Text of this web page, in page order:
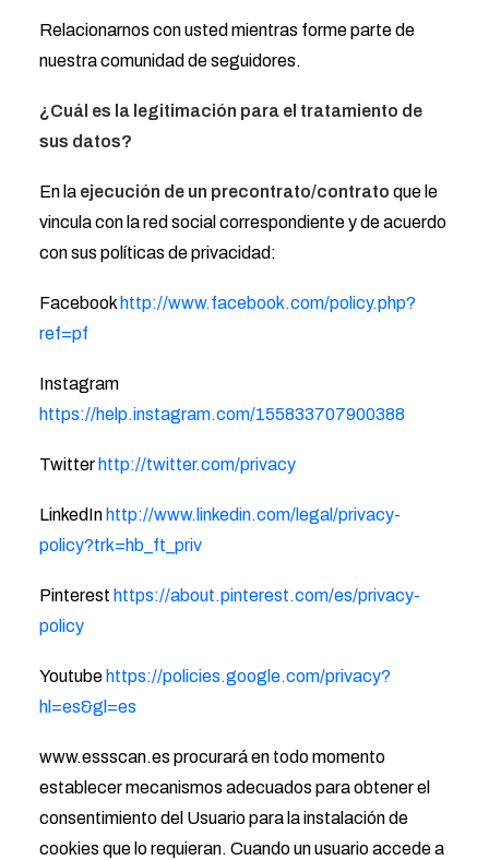
Relacionarnos con usted mientras forme parte de
nuestra comunidad de seguidores.
¿Cuál es la legitimación para el tratamiento de
sus datos?
En la ejecución de un precontrato/contrato que le
vincula con la red social correspondiente y de acuerdo
con sus políticas de privacidad:
Facebook http://www.facebook.com/policy.php?
ref=pf
Instagram
https://help.instagram.com/155833707900388
Twitter http://twitter.com/privacy
LinkedIn http://www.linkedin.com/legal/privacy-
policy?trk=hb_ft_priv
Pinterest https://about.pinterest.com/es/privacy-
policy
Youtube https://policies.google.com/privacy?
hl=es&gl=es
www.essscan.es procurará en todo momento
establecer mecanismos adecuados para obtener el
consentimiento del Usuario para la instalación de
cookies que lo requieran. Cuando un usuario accede a